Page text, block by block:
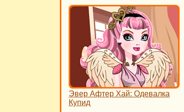
Эвер Афтер Хай: Одевалка
Купид